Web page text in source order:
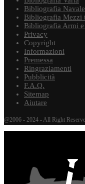
Bibliografia Navale
Bibliografia Mezzi
Bibliografia Armi e
Privacy
Copyright
Informazioni
Premessa
Ringraziamenti
Pubblicità
F.A.Q.
Sitemap
Aiutare
@2006 - 2024 - All Right